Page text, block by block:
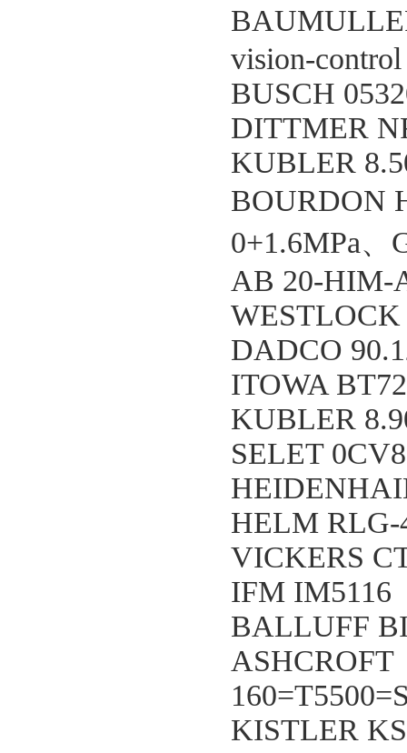
vision-
BUSCH
DITTMER
KUBLER
BOURDON
0+1.6MPa、
AB 20-HIM-
DADCO
ITOWA
KUBLER
SELET
HELM RLG-
VICKERS
IFM IM5116
BALLUFF
ASHCROFT
KISTLER